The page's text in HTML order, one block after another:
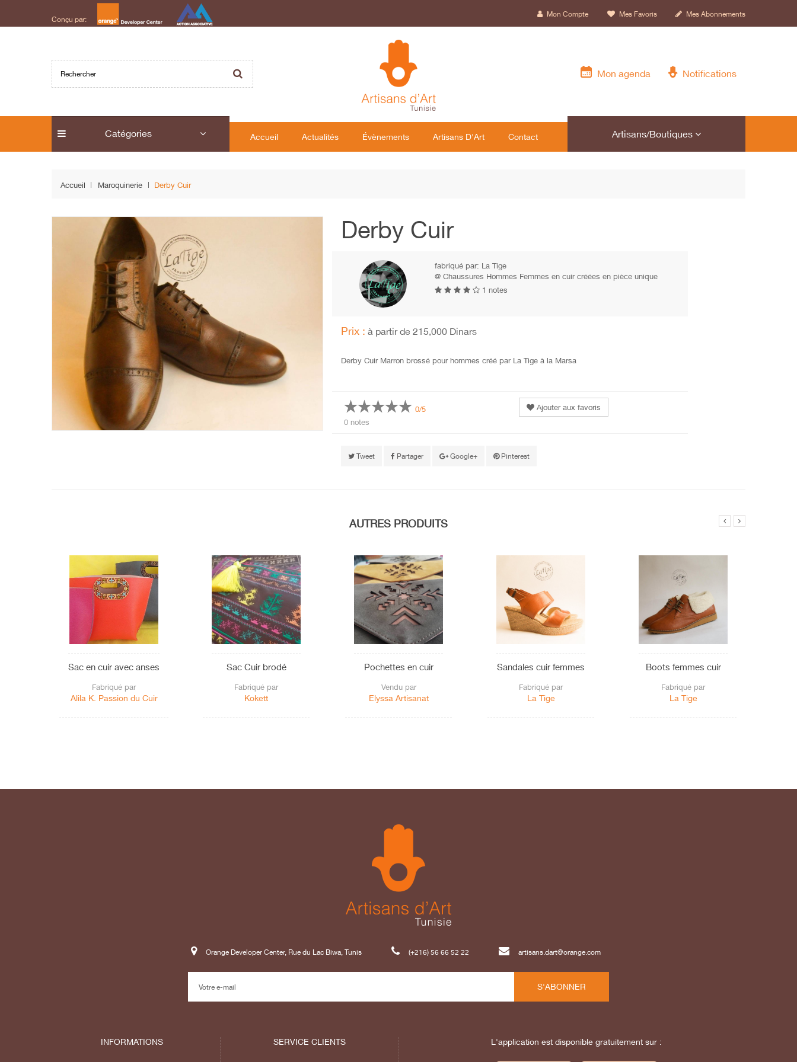
Mon Compte Mes Favoris Mes Abonnements
Conçu par:
Mon agenda Notifications
Catégories Accueil Actualités Évènements Artisans D'Art Contact Artisans/Boutiques
Accueil Maroquinerie Derby Cuir
Derby Cuir
fabriqué par: La Tige
@ Chaussures Hommes Femmes en cuir créées en pièce unique
1 notes
Prix : à partir de 215,000 Dinars
Derby Cuir Marron brossé pour hommes créé par La Tige à la Marsa
0/5
Ajouter aux favoris
0 notes
Tweet Partager Google+ Pinterest
AUTRES PRODUITS
Sac en cuir avec anses
Fabriqué par
Alila K. Passion du Cuir
Sac Cuir brodé
Fabriqué par
Kokett
Pochettes en cuir
Vendu par
Elyssa Artisanat
Sandales cuir femmes
Fabriqué par
La Tige
Boots femmes cuir
Fabriqué par
La Tige
Orange Developer Center, Rue du Lac Biwa, Tunis (+216) 56 66 52 22 artisans.dart@orange.com
S'ABONNER
INFORMATIONS SERVICE CLIENTS L'application est disponible gratuitement sur :